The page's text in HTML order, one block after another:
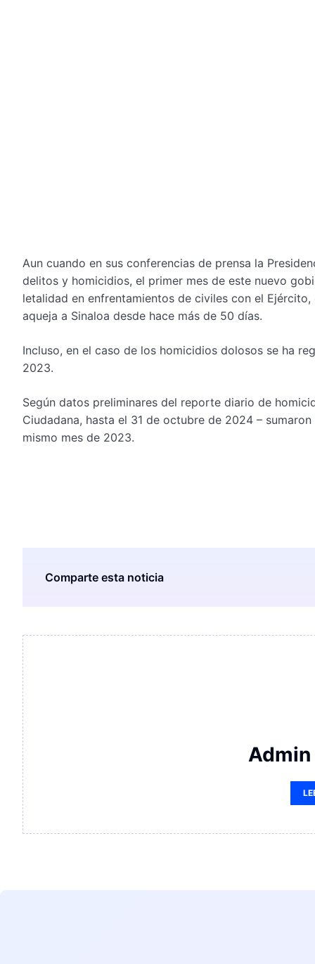
Aun cuando en sus conferencias de prensa la
delitos y homicidios, el primer mes de este nuevo
letalidad en enfrentamientos de civiles con el
aqueja a Sinaloa desde hace más de 50 días.
Incluso, en el caso de los homicidios dolosos se ha
2023.
Según datos preliminares del reporte diario de
Ciudadana, hasta el 31 de octubre de 2024 –
mismo mes de 2023.
Comparte esta noticia
Admin